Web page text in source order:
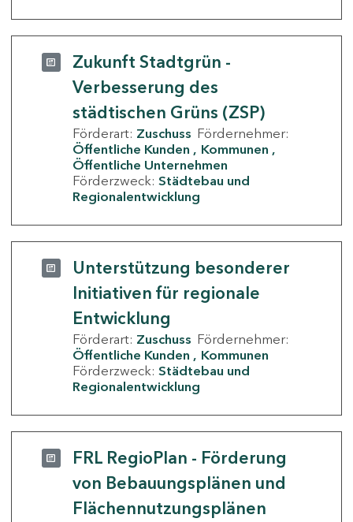
Zukunft Stadtgrün -
Verbesserung des
städtischen Grüns (ZSP)
Förderart: Zuschuss Fördernehmer:
Öffentliche Kunden
Kommunen
Öffentliche Unternehmen
Förderzweck: Städtebau und
Regionalentwicklung
Unterstützung besonderer
Initiativen für regionale
Entwicklung
Förderart: Zuschuss Fördernehmer:
Öffentliche Kunden
Kommunen
Förderzweck: Städtebau und
Regionalentwicklung
FRL RegioPlan - Förderung
von Bebauungsplänen und
Flächennutzungsplänen